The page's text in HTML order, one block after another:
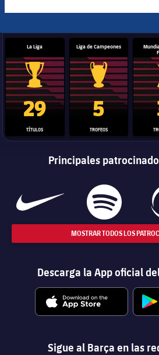
La Liga
Trofeo de La Liga
29
TÍTULOS
Liga de Campeones
Trofeo de la Liga
5
TROFEOS
Principales
MOSTRAR TODOS LOS
Descarga la App oficial
Sigue al Barça en las